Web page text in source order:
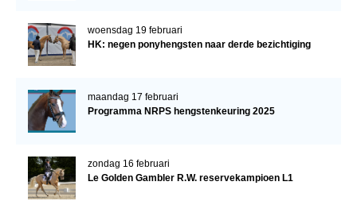
woensdag 19 februari
HK: negen ponyhengsten naar derde bezichtiging
maandag 17 februari
Programma NRPS hengstenkeuring 2025
zondag 16 februari
Le Golden Gambler R.W. reservekampioen L1